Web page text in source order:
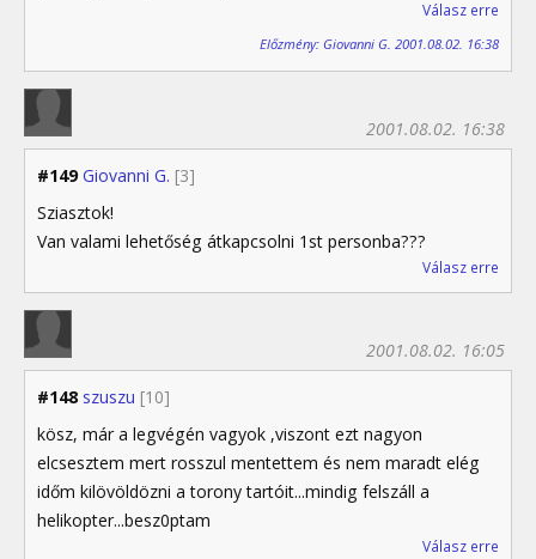
Válasz erre
Előzmény: Giovanni G. 2001.08.02. 16:38
#149 Giovanni G. [3]
2001.08.02. 16:38
Sziasztok!
Van valami lehetőség átkapcsolni 1st personba???
Válasz erre
#148 szuszu [10]
2001.08.02. 16:05
kösz, már a legvégén vagyok ,viszont ezt nagyon
elcsesztem mert rosszul mentettem és nem maradt elég
időm kilövöldözni a torony tartóit...mindig felszáll a
helikopter...besz0ptam
Válasz erre